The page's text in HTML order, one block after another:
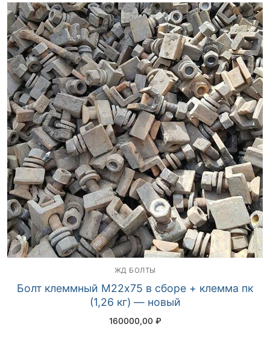
ЖД БОЛТЫ
Болт клеммный М22х75 в сборе + клемма пк
(1,26 кг) — новый
160000,00 ₽